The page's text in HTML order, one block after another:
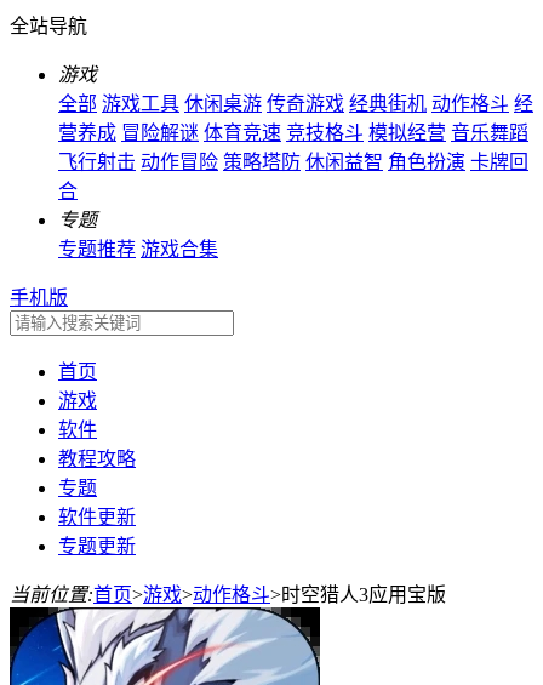
全站导航
游戏
全部 游戏工具 休闲桌游 传奇游戏 经典街机 动作格斗 经
营养成 冒险解谜 体育竞速 竞技格斗 模拟经营 音乐舞蹈
飞行射击 动作冒险 策略塔防 休闲益智 角色扮演 卡牌回
合
专题
专题推荐 游戏合集
手机版
首页
游戏
软件
教程攻略
专题
软件更新
专题更新
当前位置:首页>游戏>动作格斗>时空猎人3应用宝版